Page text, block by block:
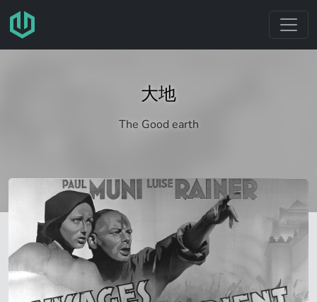
跳转至主要内容
大地
The Good earth